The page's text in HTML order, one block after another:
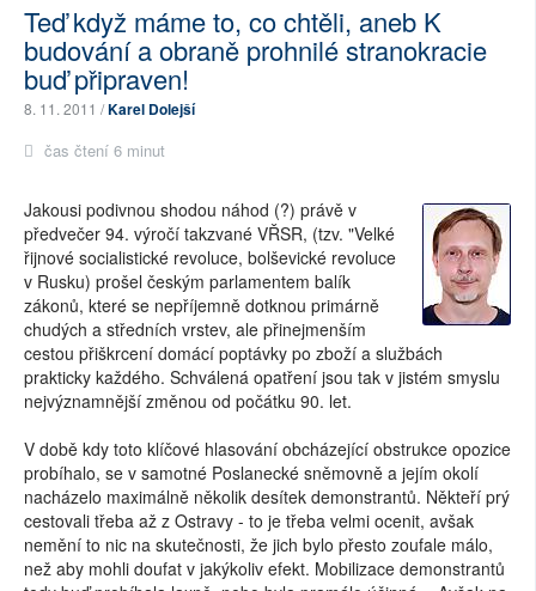
Teď když máme to, co chtěli, aneb K
budování a obraně prohnilé stranokracie
buď připraven!
8. 11. 2011 /Karel Dolejší
čas čtení 6 minut
Jakousi podivnou shodou náhod (?) právě v
předvečer 94. výročí takzvané VŘSR, (tzv. "Velké
řijnové socialistické revoluce, bolševické revoluce
v Rusku) prošel českým parlamentem balík
zákonů, které se nepříjemně dotknou primárně
chudých a středních vrstev, ale přinejmenším
cestou přiškrcení domácí poptávky po zboží a službách
prakticky každého. Schválená opatření jsou tak v jistém smyslu
nejvýznamnější změnou od počátku 90. let.
V době kdy toto klíčové hlasování obcházející obstrukce opozice
probíhalo, se v samotné Poslanecké sněmovně a jejím okolí
nacházelo maximálně několik desítek demonstrantů. Někteří prý
cestovali třeba až z Ostravy - to je třeba velmi ocenit, avšak
nemění to nic na skutečnosti, že jich bylo přesto zoufale málo,
než aby mohli doufat v jakýkoliv efekt. Mobilizace demonstrantů